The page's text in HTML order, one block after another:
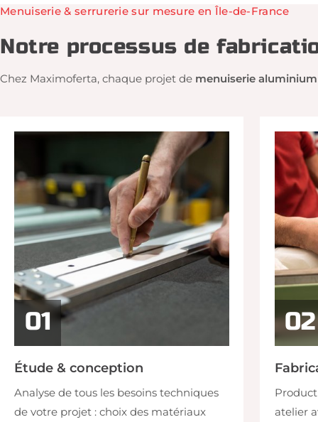
Notre processus de
Menuiserie & serrurerie sur mesure en Île‑de‑France
Chez Maximoferta, chaque projet de menuiserie
Étude & conception
Analyse de tous les besoins techniques
de votre projet : choix des matériaux
atelier